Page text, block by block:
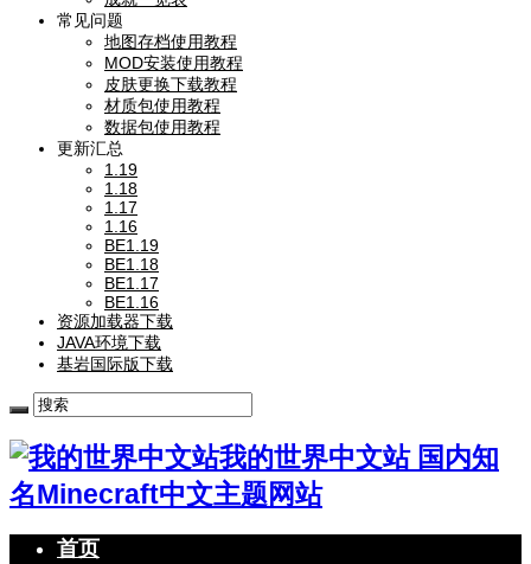
常见问题
地图存档使用教程
MOD安装使用教程
皮肤更换下载教程
材质包使用教程
数据包使用教程
更新汇总
1.19
1.18
1.17
1.16
BE1.19
BE1.18
BE1.17
BE1.16
资源加载器下载
JAVA环境下载
基岩国际版下载
我的世界中文站 国内知
名Minecraft中文主题网站
首页